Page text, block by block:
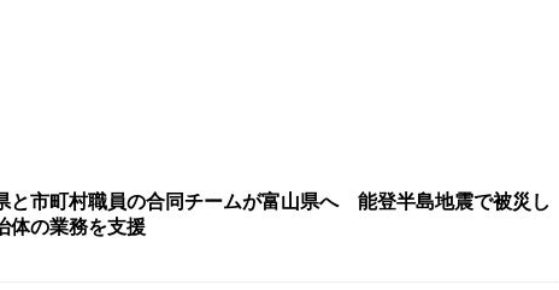
と市町村職員の合同チームが富山県へ 能登半島地震で被災し
体の業務を支援